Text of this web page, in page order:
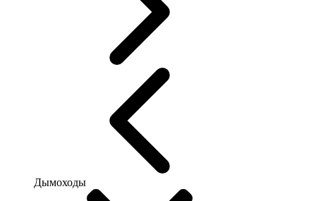
Дымоходы